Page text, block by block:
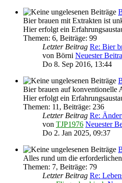
Bier brauen mit Extrakten ist
Hier erfolgt ein
Themen: 6, Beiträge: 99
Letzter Beitrag Re: Bier
von Börni Neuester
Do 8. Sep 2016, 13:44
Bier brauen auf konventionelle
Hier erfolgt ein
Themen: 11 , Beiträge: 236
Letzter Beitrag Re:
von TJP1976 Neuester
Do 2. Jan 2025, 09:37
Alles rund um die
Themen: 7, Beiträge: 79
Letzter Beitrag Re: